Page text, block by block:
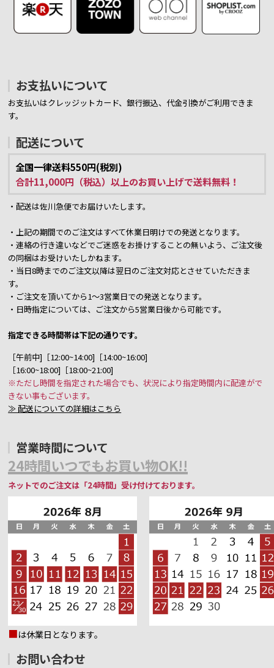
お支払いについて
お支払いはクレッジットカード、銀行振込、代金引換がご利用できま
す。
配送について
全国一律送料550円(税別)
合計11,000円（税込）以上のお買い上げで送料無料！
・配送は佐川急便でお届けいたします。
・上記の期間でのご注文はすべて休業日明けでの発送となります。
・連絡の行き違いなどでご迷惑をお掛けすることの無いよう、ご注文後
の同梱はお受けいたしかねます。
・当日8時までのご注文以降は翌日のご注文対応とさせていただきま
す。
・ご注文を頂いてから1～3営業日での発送となります。
・日時指定については、ご注文から5営業日後から可能です。
指定できる時間帯は下記の通りです。
［午前中]［12:00~14:00]［14:00~16:00]
［16:00~18:00]［18:00~21:00]
※ただし時間を指定された場合でも、状況により指定時間内に配達がで
きない事もございます。
≫ 配送についての詳細はこちら
営業時間について
24時間いつでもお買い物OK!!
ネットでのご注文は「24時間」受け付けております。
■は休業日となります。
お問い合わせ